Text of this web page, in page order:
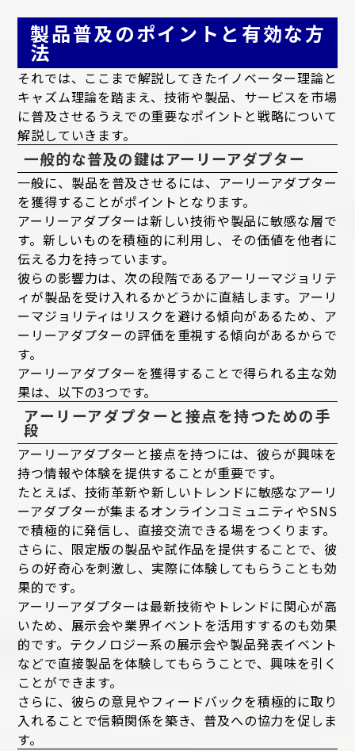
製品普及のポイントと有効な方
法
それでは、ここまで解説してきたイノベーター理論と
キャズム理論を踏まえ、技術や製品、サービスを市場
に普及させるうえでの重要なポイントと戦略について
解説していきます。
一般的な普及の鍵はアーリーアダプター
一般に、製品を普及させるには、アーリーアダプター
を獲得することがポイントとなります。
アーリーアダプターは新しい技術や製品に敏感な層で
す。新しいものを積極的に利用し、その価値を他者に
伝える力を持っています。
彼らの影響力は、次の段階であるアーリーマジョリテ
ィが製品を受け入れるかどうかに直結します。アーリ
ーマジョリティはリスクを避ける傾向があるため、ア
ーリーアダプターの評価を重視する傾向があるからで
す。
アーリーアダプターを獲得することで得られる主な効
果は、以下の3つです。
アーリーアダプターと接点を持つための手
段
アーリーアダプターと接点を持つには、彼らが興味を
持つ情報や体験を提供することが重要です。
たとえば、技術革新や新しいトレンドに敏感なアーリ
ーアダプターが集まるオンラインコミュニティやSNS
で積極的に発信し、直接交流できる場をつくります。
さらに、限定版の製品や試作品を提供することで、彼
らの好奇心を刺激し、実際に体験してもらうことも効
果的です。
アーリーアダプターは最新技術やトレンドに関心が高
いため、展示会や業界イベントを活用すするのも効果
的です。テクノロジー系の展示会や製品発表イベント
などで直接製品を体験してもらうことで、興味を引く
ことができます。
さらに、彼らの意見やフィードバックを積極的に取り
入れることで信頼関係を築き、普及への協力を促しま
す。